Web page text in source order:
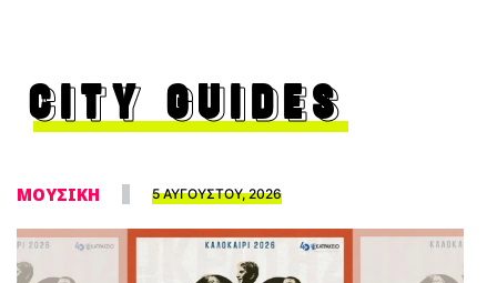
CITY GUIDES
ΜΟΥΣΙΚΗ 5 ΑΥΓΟΥΣΤΟΥ, 2026